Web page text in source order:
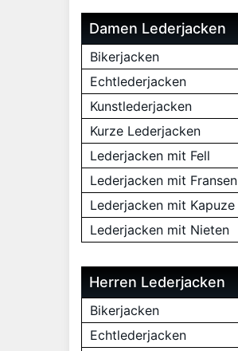
Damen Lederjacken
Bikerjacken
Echtlederjacken
Kunstlederjacken
Kurze Lederjacken
Lederjacken mit Fell
Lederjacken mit Fransen
Lederjacken mit Kapuze
Lederjacken mit Nieten
Herren Lederjacken
Bikerjacken
Echtlederjacken